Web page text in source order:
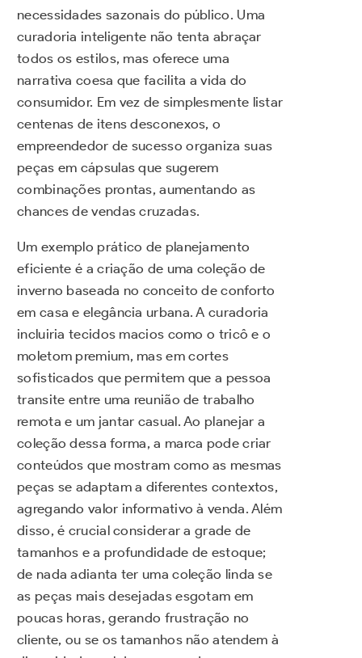
necessidades sazonais do público. Uma
curadoria inteligente não tenta abraçar
todos os estilos, mas oferece uma
narrativa coesa que facilita a vida do
consumidor. Em vez de simplesmente listar
centenas de itens desconexos, o
empreendedor de sucesso organiza suas
peças em cápsulas que sugerem
combinações prontas, aumentando as
chances de vendas cruzadas.
Um exemplo prático de planejamento
eficiente é a criação de uma coleção de
inverno baseada no conceito de conforto
em casa e elegância urbana. A curadoria
incluiria tecidos macios como o tricô e o
moletom premium, mas em cortes
sofisticados que permitem que a pessoa
transite entre uma reunião de trabalho
remota e um jantar casual. Ao planejar a
coleção dessa forma, a marca pode criar
conteúdos que mostram como as mesmas
peças se adaptam a diferentes contextos,
agregando valor informativo à venda. Além
disso, é crucial considerar a grade de
tamanhos e a profundidade de estoque;
de nada adianta ter uma coleção linda se
as peças mais desejadas esgotam em
poucas horas, gerando frustração no
cliente, ou se os tamanhos não atendem à